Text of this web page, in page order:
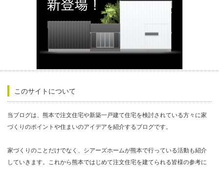
このサイトについて
当ブログは、熊本で注文住宅や新築一戸建て住宅を検討されている方々に家
づくりのポイントや住まいのアイデアを紹介するブログです。
家づくりのことだけでなく、シアーズホームが熊本で行っている活動も紹介
していきます。これから熊本ではじめて注文住宅を建てられる皆様の参考に